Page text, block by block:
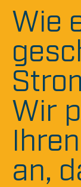
Wie
Wir
an,